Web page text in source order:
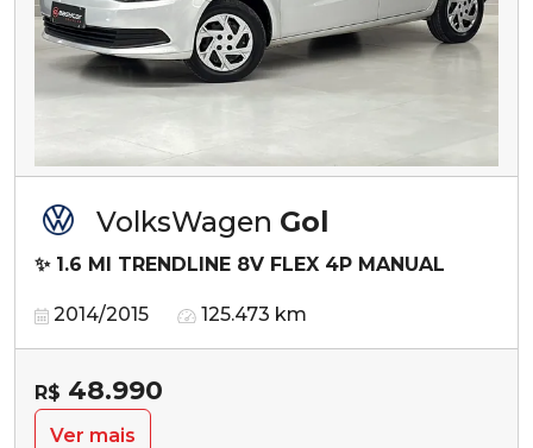
VolksWagen Gol
✨ 1.6 MI TRENDLINE 8V FLEX 4P MANUAL
2014/2015 125.473 km
R$ 48.990
Ver mais